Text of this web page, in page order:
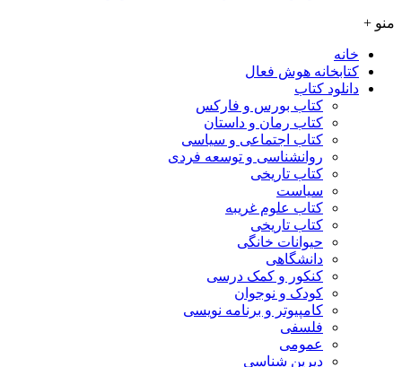
منو +
خانه
کتابخانه هوش فعال
دانلود کتاب
کتاب بورس و فارکس
کتاب رمان و داستان
کتاب اجتماعی و سیاسی
روانشناسی و توسعه فردی
کتاب تاریخی
سیاست
کتاب علوم غریبه
کتاب تاریخی
حیوانات خانگی
دانشگاهی
کنکور و کمک‌ درسی
کودک و نوجوان
کامپیوتر و برنامه نویسی
فلسفی
عمومی
دیرین شناسی